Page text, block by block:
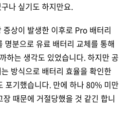
나 싶기도 하지만요.
상이 발생한 이후로 Pro 배터리
분으로 유료 배터리 교체를 통해
하는 생각도 있었습니다. 하지만 공
방식으로 배터리 효율을 확인한
포기했습니다. 만에 하나 80% 미만
때문에 거절당했을 것 같긴 합니